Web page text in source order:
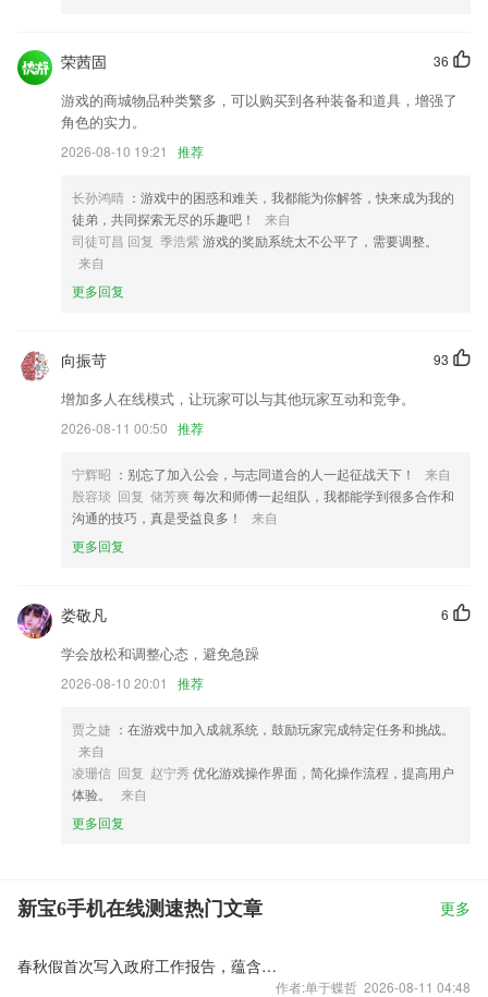
修改直播页面ui布局；
启动页面新增开机视频，界面更美观
[MagiskSU] 防止 su 请求无限期阻塞
新增热力图口人分布模块。
联系我们
以上就是新宝6手机在线测速的介绍，如果您喜欢这款软件，您可以到应
用商店进行打分评论，说出您的使用经历，以帮助我们更好的对产品进行
优化修改。
36
荣茜固
游戏的商城物品种类繁多，可以购买到各种装备和道具，增强了
角色的实力。
2026-08-10 19:21 推荐
长孙鸿晴 ：游戏中的困惑和难关，我都能为你解答，快来成为我的
徒弟，共同探索无尽的乐趣吧！
来自
司徒可昌 回复 季浩紫游戏的奖励系统太不公平了，需要调整。
来自
更多回复
93
向振苛
增加多人在线模式，让玩家可以与其他玩家互动和竞争。
2026-08-11 00:50 推荐
宁辉昭 ：别忘了加入公会，与志同道合的人一起征战天下！
来自
殷容琰 回复 储芳爽每次和师傅一起组队，我都能学到很多合作和
沟通的技巧，真是受益良多！
来自
更多回复
6
娄敬凡
学会放松和调整心态，避免急躁
2026-08-10 20:01 推荐
贾之婕 ：在游戏中加入成就系统，鼓励玩家完成特定任务和挑战。
来自
凌珊信 回复 赵宁秀 优化游戏操作界面，简化操作流程，提高用户
体验。
来自
更多回复
新宝6手机在线测速热门文章 更多
春秋假首次写入政府工作报告，蕴含育人和消费的双重期待
作者:单于蝶哲 2026-08-11 04:48